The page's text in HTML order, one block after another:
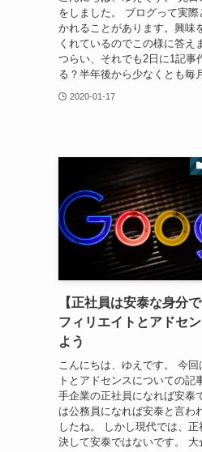
をしました。 ブログって実
かれることがあります。興味
くれているのでこの様に答え
つらい、それでも2日に1記事
る？半年後から少なくとも毎
2020-01-17
【正社員は安泰な身分
フィリエイトとアドセ
よう
こんにちは、ゆえです。 今回
トとアドセンスについての記
手企業の正社員になれば安泰
は公務員になれば安泰と言わ
したね。 しかし現代では、正
決して安泰ではないです。 大